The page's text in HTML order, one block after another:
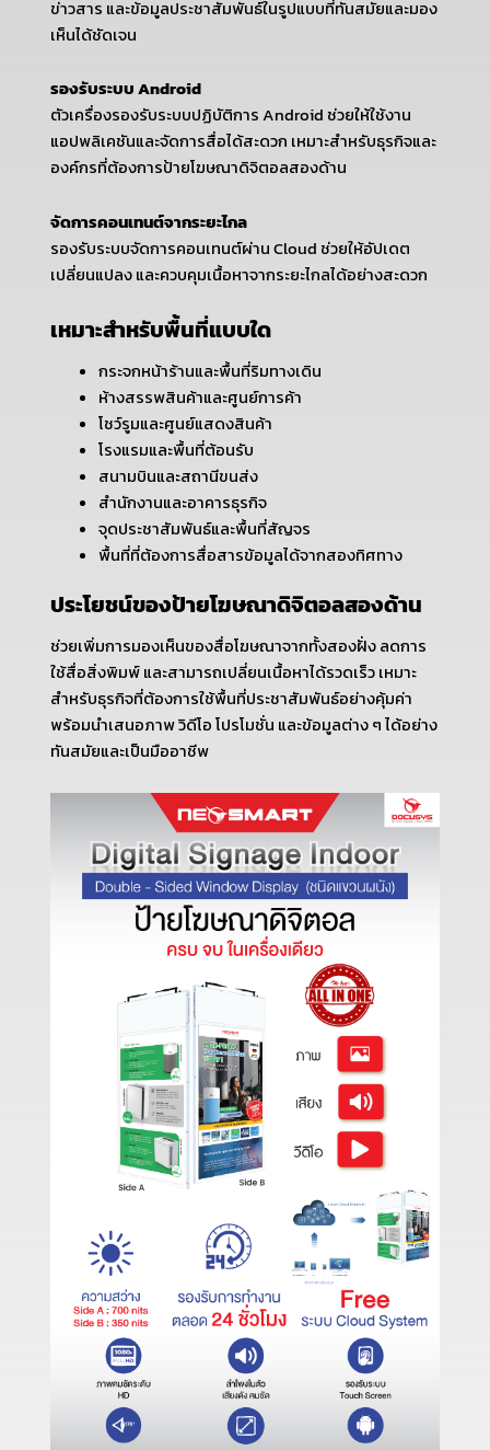
ข่าวสาร และข้อมูลประชาสัมพันธ์ในรูปแบบที่ทันสมัยและมอง
เห็นได้ชัดเจน
รองรับระบบ Android
ตัวเครื่องรองรับระบบปฏิบัติการ Android ช่วยให้ใช้งาน
แอปพลิเคชันและจัดการสื่อได้สะดวก เหมาะสำหรับธุรกิจและ
องค์กรที่ต้องการป้ายโฆษณาดิจิตอลสองด้าน
จัดการคอนเทนต์จากระยะไกล
รองรับระบบจัดการคอนเทนต์ผ่าน Cloud ช่วยให้อัปเดต
เปลี่ยนแปลง และควบคุมเนื้อหาจากระยะไกลได้อย่างสะดวก
เหมาะสำหรับพื้นที่แบบใด
กระจกหน้าร้านและพื้นที่ริมทางเดิน
ห้างสรรพสินค้าและศูนย์การค้า
โชว์รูมและศูนย์แสดงสินค้า
โรงแรมและพื้นที่ต้อนรับ
สนามบินและสถานีขนส่ง
สำนักงานและอาคารธุรกิจ
จุดประชาสัมพันธ์และพื้นที่สัญจร
พื้นที่ที่ต้องการสื่อสารข้อมูลได้จากสองทิศทาง
ประโยชน์ของป้ายโฆษณาดิจิตอลสองด้าน
ช่วยเพิ่มการมองเห็นของสื่อโฆษณาจากทั้งสองฝั่ง ลดการ
ใช้สื่อสิ่งพิมพ์ และสามารถเปลี่ยนเนื้อหาได้รวดเร็ว เหมาะ
สำหรับธุรกิจที่ต้องการใช้พื้นที่ประชาสัมพันธ์อย่างคุ้มค่า
พร้อมนำเสนอภาพ วิดีโอ โปรโมชั่น และข้อมูลต่าง ๆ ได้อย่าง
ทันสมัยและเป็นมืออาชีพ